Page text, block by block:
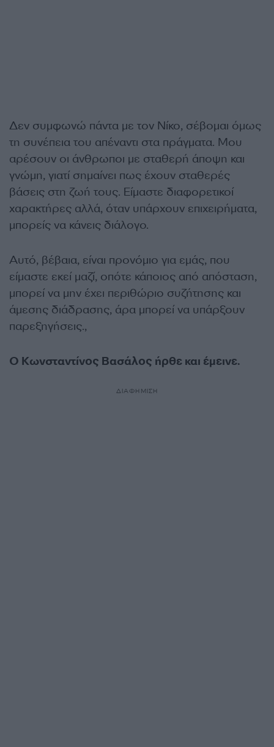
Δεν συμφωνώ πάντα με τον Νίκο, σέβομαι όμως
τη συνέπεια του απέναντι στα πράγματα. Μου
αρέσουν οι άνθρωποι με σταθερή άποψη και
γνώμη, γιατί σημαίνει πως έχουν σταθερές
βάσεις στη ζωή τους. Είμαστε διαφορετικοί
χαρακτήρες αλλά, όταν υπάρχουν επιχειρήματα,
μπορείς να κάνεις διάλογο.
Αυτό, βέβαια, είναι προνόμιο για εμάς, που
είμαστε εκεί μαζί, οπότε κάποιος από απόσταση,
μπορεί να μην έχει περιθώριο συζήτησης και
άμεσης διάδρασης, άρα μπορεί να υπάρξουν
παρεξηγήσεις.,
Ο Κωνσταντίνος Βασάλος ήρθε και έμεινε.
ΔΙΑΦΗΜΙΣΗ